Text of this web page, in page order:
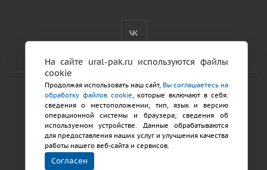
2026 © ООО «ТД Урал ПАК»
Политика конфиденциальности
Разработка сайтов
На сайте ural-pak.ru используются файлы
cookie
Продолжая использовать наш сайт, Вы соглашаетесь на
обработку файлов cookie , которые включают в себя:
сведения о местоположении; тип, язык и версию
операционной системы и браузера; сведения об
используемом устройстве. Данные обрабатываются
для предоставления наших услуг и улучшения качества
работы нашего веб-сайта и сервисов.
Согласен